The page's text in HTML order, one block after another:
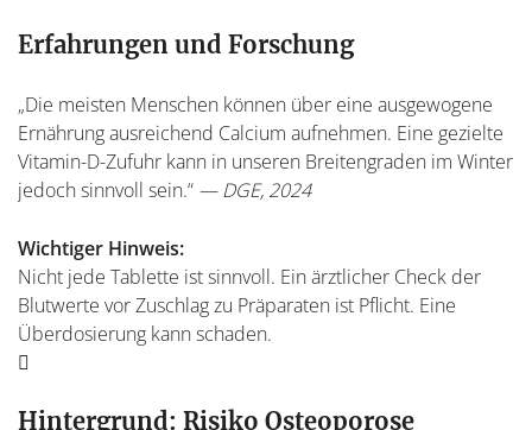
Erfahrungen und Forschung
„Die meisten Menschen können über eine ausgewogene
Ernährung ausreichend Calcium aufnehmen. Eine gezielte
Vitamin-D-Zufuhr kann in unseren Breitengraden im Winter
jedoch sinnvoll sein.“ — DGE, 2024
Wichtiger Hinweis:
Nicht jede Tablette ist sinnvoll. Ein ärztlicher Check der
Blutwerte vor Zuschlag zu Präparaten ist Pflicht. Eine
Überdosierung kann schaden.
Hintergrund: Risiko Osteoporose